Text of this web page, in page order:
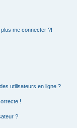
me connecter ?!
utilisateurs en ligne ?
!
?